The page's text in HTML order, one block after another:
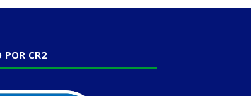
POR CR2